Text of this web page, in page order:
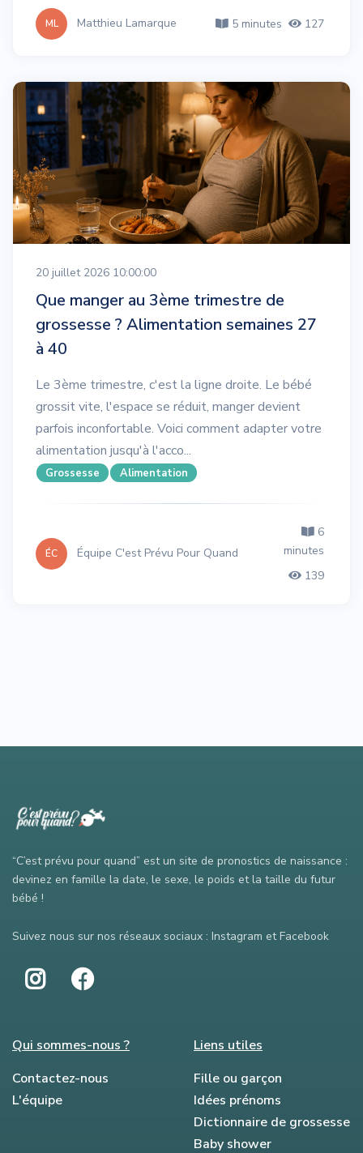
ML Matthieu Lamarque 5 minutes 127
20 juillet 2026 10:00:00
Que manger au 3ème trimestre de
grossesse ? Alimentation semaines 27
à 40
Le 3ème trimestre, c'est la ligne droite. Le bébé
grossit vite, l'espace se réduit, manger devient
parfois inconfortable. Voici comment adapter votre
alimentation jusqu'à l'acco...
Grossesse Alimentation
ÉC Équipe C'est Prévu Pour Quand
6
minutes
139
“C’est prévu pour quand” est un site de pronostics de naissance :
devinez en famille la date, le sexe, le poids et la taille du futur
bébé !
Suivez nous sur nos réseaux sociaux : Instagram et Facebook
Qui sommes-nous ?
Contactez-nous
L'équipe
Liens utiles
Fille ou garçon
Idées prénoms
Dictionnaire de grossesse
Baby shower